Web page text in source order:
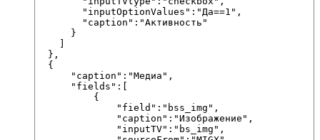
        "inputOptionValues":"Да==1",
        "caption":"Активность"
      }
  },
  {
      "caption":"Медиа",
      "fields":[
          {
              "field":"bss_img",
              "caption":"Изображение",
              "inputTV":"bs_img",